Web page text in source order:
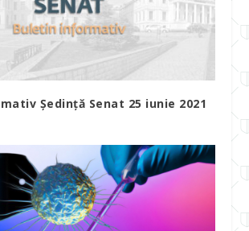
Ședință Senat 25 iunie 2021